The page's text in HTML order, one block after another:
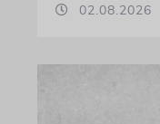
02.08.2026